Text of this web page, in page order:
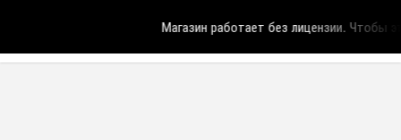
Магазин работает без лицензии.Чтобы